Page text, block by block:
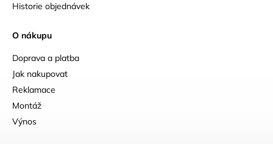
Historie objednávek
O nákupu
Doprava a platba
Jak nakupovat
Reklamace
Montáž
Výnos